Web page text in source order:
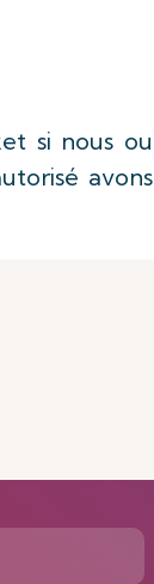
si nous ou
avons